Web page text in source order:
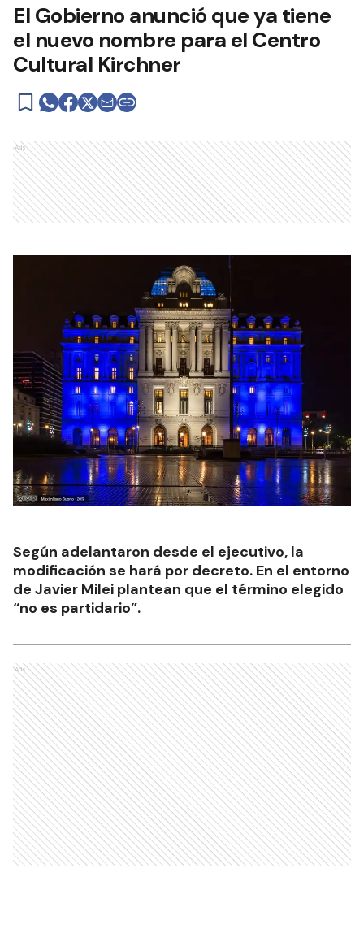
El Gobierno anunció que ya tiene
el nuevo nombre para el Centro
Cultural Kirchner
Ads
Según adelantaron desde el ejecutivo, la
modificación se hará por decreto. En el entorno
de Javier Milei plantean que el término elegido
“no es partidario”.
Ads